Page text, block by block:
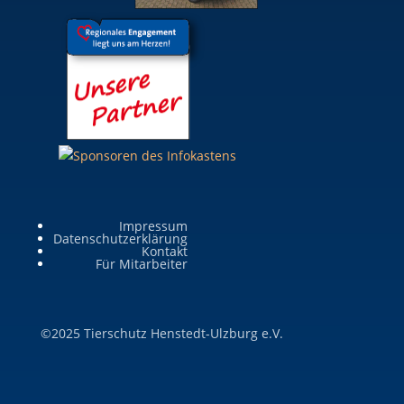
Impressum
Datenschutzerklärung
Kontakt
Für Mitarbeiter
©2025 Tierschutz Henstedt-Ulzburg e.V.